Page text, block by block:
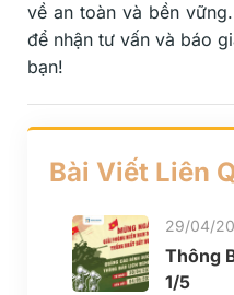
về an toàn và bền
để nhận tư vấn và báo
bạn!
Bài Viết Liên
29/04/
Thông
1/5